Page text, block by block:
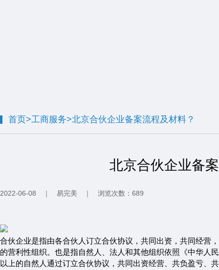
首页>工商服务>北京合伙企业备案流程及材料？
北京合伙企业备
2022-06-08 ｜ 易完美 ｜ 浏览次数：689
合伙企业是指由各合伙人订立合伙协议，共同出资，共同经营
的营利性组织。也是指自然人、法人和其他组织依照《中华人
以上的自然人通过订立合伙协议，共同出资经营、共负盈亏、